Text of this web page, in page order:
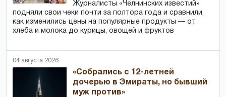
Журналисты «Челнинских известий»
подняли свои чеки почти за полтора года и сравнили,
как изменились цены на популярные продукты — от
хлеба и молока до курицы, овощей и фруктов
04 августа 2026
«Собрались с 12-летней
дочерью в Эмираты, но бывший
муж против»